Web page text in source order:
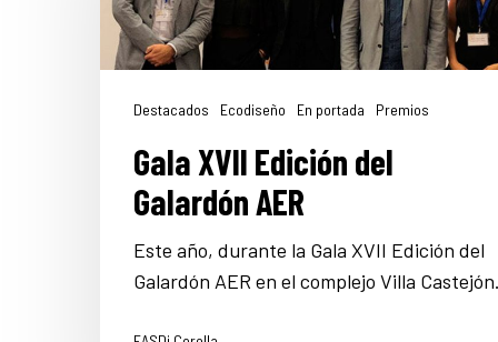
Destacados Ecodiseño En portada Premios
Gala XVII Edición del
Galardón AER
Este año, durante la Gala XVII Edición del
Galardón AER en el complejo Villa